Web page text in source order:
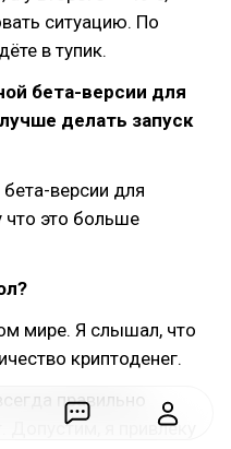
ситуацию. По
в тупик.
бета-версии для
делать запуск
версии для
что это больше
мире. Я слышал, что
криптоденег.
правильно
я привлеку